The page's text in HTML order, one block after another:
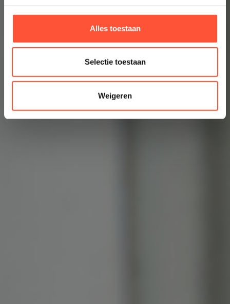
Alles toestaan
Selectie toestaan
Weigeren